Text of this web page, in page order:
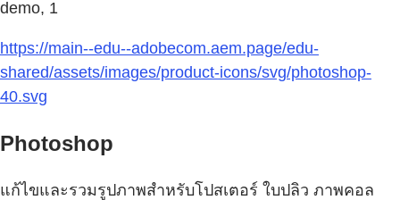
demo, 1
https://main--edu--adobecom.aem.page/edu-
shared/assets/images/product-icons/svg/photoshop-
40.svg
Photoshop
แก้ไขและรวมรูปภาพสำหรับโปสเตอร์ ใบปลิว ภาพคอล